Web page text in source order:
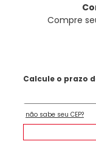
Compre